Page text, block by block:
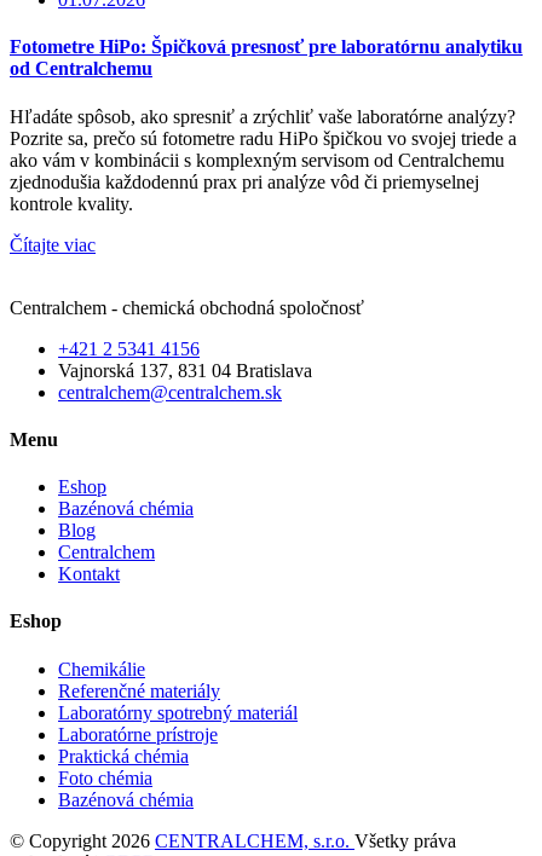
Fotometre HiPo: Špičková presnosť pre laboratórnu analytiku
od Centralchemu
Hľadáte spôsob, ako spresniť a zrýchliť vaše laboratórne analýzy?
Pozrite sa, prečo sú fotometre radu HiPo špičkou vo svojej triede a
ako vám v kombinácii s komplexným servisom od Centralchemu
zjednodušia každodennú prax pri analýze vôd či priemyselnej
kontrole kvality.
Čítajte viac
Centralchem - chemická obchodná spoločnosť
+421 2 5341 4156
Vajnorská 137, 831 04 Bratislava
centralchem@centralchem.sk
Menu
Eshop
Bazénová chémia
Blog
Centralchem
Kontakt
Eshop
Chemikálie
Referenčné materiály
Laboratórny spotrebný materiál
Laboratórne prístroje
Praktická chémia
Foto chémia
Bazénová chémia
© Copyright 2026 CENTRALCHEM, s.r.o. Všetky práva